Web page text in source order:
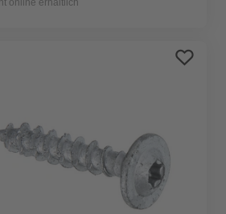
online erhältlich